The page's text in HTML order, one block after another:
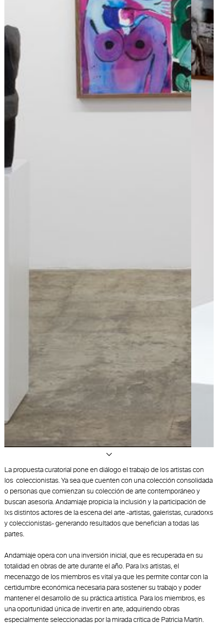
La propuesta curatorial pone en diálogo el trabajo de los artistas con
los coleccionistas. Ya sea que cuenten con una colección consolidada
o personas que comienzan su colección de arte contemporáneo y
buscan asesoría. Andamiaje propicia la inclusión y la participación de
lxs distintos actores de la escena del arte -artistas, galeristas, curadorxs
y coleccionistas- generando resultados que benefician a todas las
partes.
Andamiaje opera con una inversión inicial, que es recuperada en su
totalidad en obras de arte durante el año. Para lxs artistas, el
mecenazgo de los miembros es vital ya que les permite contar con la
certidumbre económica necesaria para sostener su trabajo y poder
mantener el desarrollo de su práctica artística. Para los miembros, es
una oportunidad única de invertir en arte, adquiriendo obras
especialmente seleccionadas por la mirada crítica de Patricia Martín.